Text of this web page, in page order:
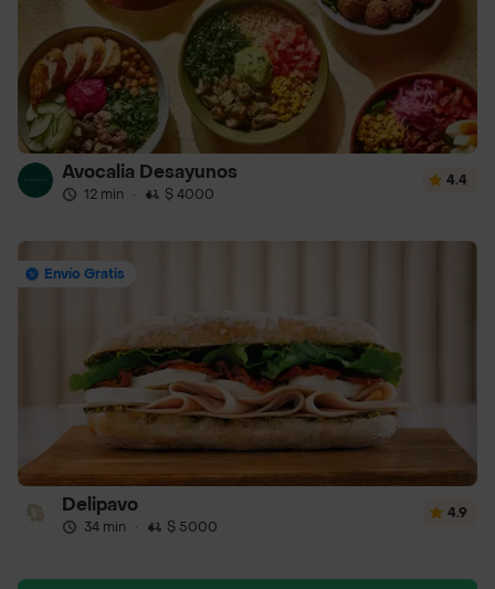
Avocalia Desayunos
12 min · $ 4000
4.4
Envío Gratis
Delipavo
34 min · $ 5000
4.9